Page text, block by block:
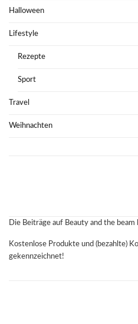
Halloween
Lifestyle
Rezepte
Sport
Travel
Weihnachten
Die Beiträge auf Beauty and the
Kostenlose Produkte und (bezahlte)
gekennzeichnet!